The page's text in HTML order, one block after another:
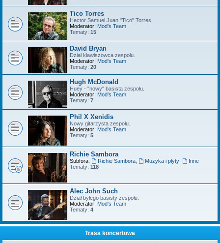
Tico Torres
Hector Samuel Juan "Tico" Torres
Moderator: Mod's Team
Tematy: 15
David Bryan
Dział klawiszowca zespołu.
Moderator: Mod's Team
Tematy: 20
Hugh McDonald
Huey - "nowy" basista zespołu.
Moderator: Mod's Team
Tematy: 7
Phil X Xenidis
Nowy gitarzysta zespołu.
Moderator: Mod's Team
Tematy: 5
Richie Sambora
Subfora: Richie Sambora, Muzyka i płyty,
Inne
Tematy: 118
Alec John Such
Dział byłego basisty zespołu.
Moderator: Mod's Team
Tematy: 4
Trasa koncertowa